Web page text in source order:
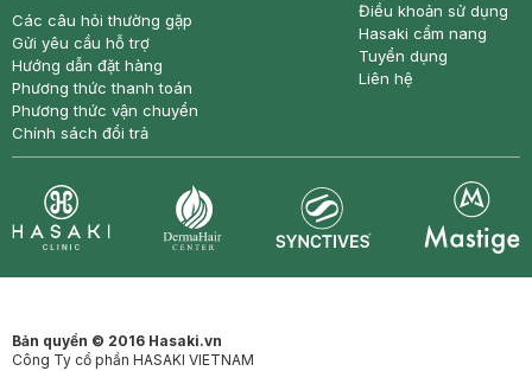
Các câu hỏi thường gặp
Gửi yêu cầu hỗ trợ
Hướng dẫn đặt hàng
Phương thức thanh toán
Phương thức vận chuyển
Chính sách đổi trả
Điều khoản sử dụng
Hasaki cẩm nang
Tuyển dụng
Liên hệ
Bản quyền © 2016 Hasaki.vn
Công Ty cổ phần HASAKI VIETNAM